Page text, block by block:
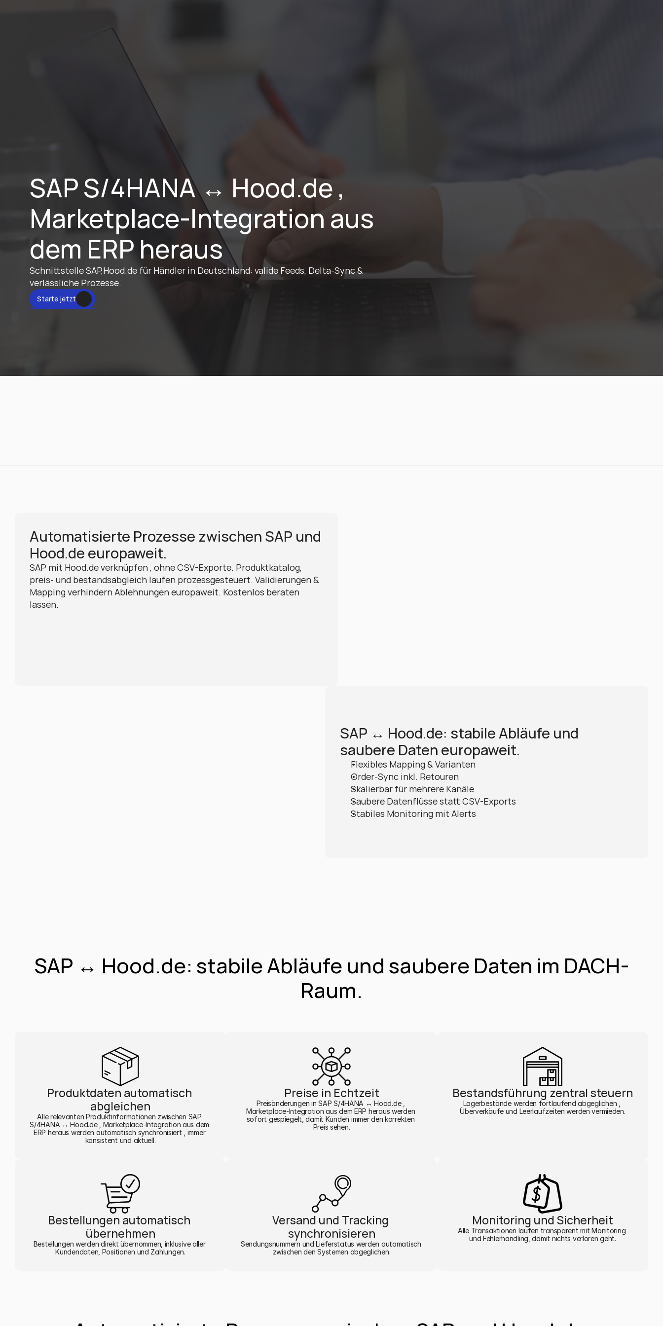
SAP S/4HANA ↔ Hood.de ,
Marketplace-Integration aus
dem ERP heraus
Schnittstelle SAP,Hood.de für Händler in Deutschland: valide Feeds, Delta-Sync &
verlässliche Prozesse.
Starte jetzt
Automatisierte Prozesse zwischen SAP und
Hood.de europaweit.
SAP mit Hood.de verknüpfen , ohne CSV-Exporte. Produktkatalog,
preis- und bestandsabgleich laufen prozessgesteuert. Validierungen &
Mapping verhindern Ablehnungen europaweit. Kostenlos beraten
lassen.
SAP ↔ Hood.de: stabile Abläufe und
saubere Daten europaweit.
Flexibles Mapping & Varianten
Order-Sync inkl. Retouren
Skalierbar für mehrere Kanäle
Saubere Datenflüsse statt CSV-Exports
Stabiles Monitoring mit Alerts
SAP ↔ Hood.de: stabile Abläufe und saubere Daten im DACH-
Raum.
Produktdaten automatisch
abgleichen
Alle relevanten Produktinformationen zwischen SAP
S/4HANA ↔ Hood.de , Marketplace-Integration aus dem
ERP heraus werden automatisch synchronisiert , immer
konsistent und aktuell.
Preise in Echtzeit
Preisänderungen in SAP S/4HANA ↔ Hood.de ,
Marketplace-Integration aus dem ERP heraus werden
sofort gespiegelt, damit Kunden immer den korrekten
Preis sehen.
Bestandsführung zentral steuern
Lagerbestände werden fortlaufend abgeglichen ,
Überverkäufe und Leerlaufzeiten werden vermieden.
Bestellungen automatisch
übernehmen
Bestellungen werden direkt übernommen, inklusive aller
Kundendaten, Positionen und Zahlungen.
Versand und Tracking
synchronisieren
Sendungsnummern und Lieferstatus werden automatisch
zwischen den Systemen abgeglichen.
Monitoring und Sicherheit
Alle Transaktionen laufen transparent mit Monitoring
und Fehlerhandling, damit nichts verloren geht.